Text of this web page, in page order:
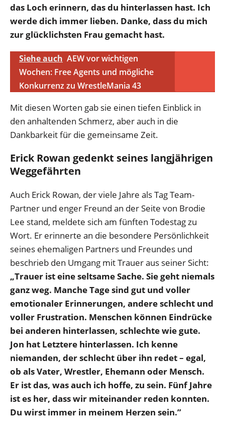
das Loch erinnern, das du hinterlassen hast. Ich
werde dich immer lieben. Danke, dass du mich
zur glücklichsten Frau gemacht hast.
Siehe auch AEW vor wichtigen
Wochen: Free Agents und mögliche
Konkurrenz zu WrestleMania 43
Mit diesen Worten gab sie einen tiefen Einblick in
den anhaltenden Schmerz, aber auch in die
Dankbarkeit für die gemeinsame Zeit.
Erick Rowan gedenkt seines langjährigen
Weggefährten
Auch Erick Rowan, der viele Jahre als Tag Team-
Partner und enger Freund an der Seite von Brodie
Lee stand, meldete sich am fünften Todestag zu
Wort. Er erinnerte an die besondere Persönlichkeit
seines ehemaligen Partners und Freundes und
beschrieb den Umgang mit Trauer aus seiner Sicht:
„Trauer ist eine seltsame Sache. Sie geht niemals
ganz weg. Manche Tage sind gut und voller
emotionaler Erinnerungen, andere schlecht und
voller Frustration. Menschen können Eindrücke
bei anderen hinterlassen, schlechte wie gute.
Jon hat Letztere hinterlassen. Ich kenne
niemanden, der schlecht über ihn redet – egal,
ob als Vater, Wrestler, Ehemann oder Mensch.
Er ist das, was auch ich hoffe, zu sein. Fünf Jahre
ist es her, dass wir miteinander reden konnten.
Du wirst immer in meinem Herzen sein.”